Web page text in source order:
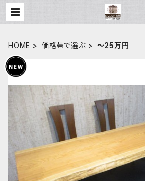
HOME 価格帯で選ぶ ～25万円